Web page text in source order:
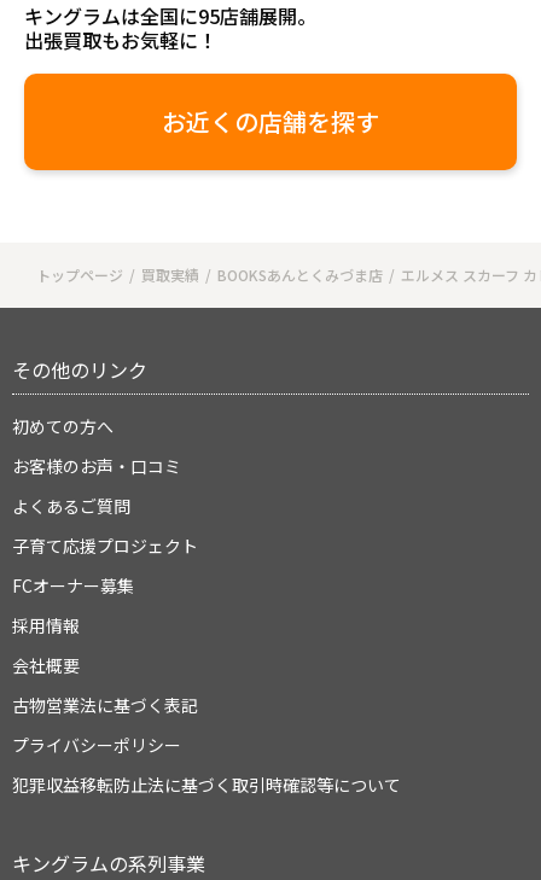
キングラムは全国に95店舗展開。
出張買取もお気軽に！
お近くの店舗を探す
トップページ 買取実績 BOOKSあんとくみづま店 エルメス スカーフ
その他のリンク
初めての方へ
お客様のお声・口コミ
よくあるご質問
子育て応援プロジェクト
FCオーナー募集
採用情報
会社概要
古物営業法に基づく表記
プライバシーポリシー
犯罪収益移転防止法に基づく取引時確認等について
キングラムの系列事業